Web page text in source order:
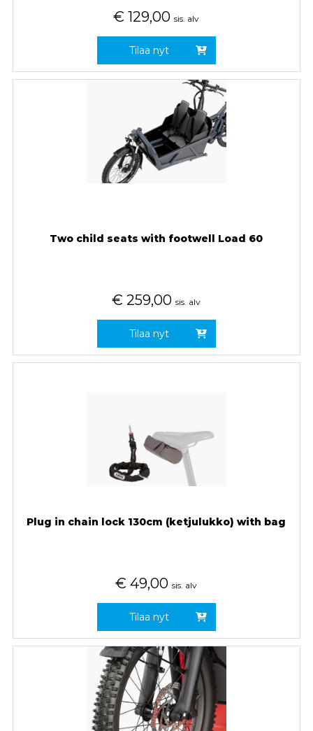
€ 129,00 sis. alv
Tilaa nyt
Two child seats with footwell Load 60
€ 259,00 sis. alv
Tilaa nyt
Plug in chain lock 130cm (ketjulukko) with bag
€ 49,00 sis. alv
Tilaa nyt